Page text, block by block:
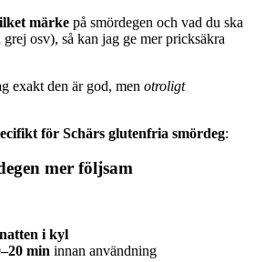
märke på smördegen och vad du ska
osv), så kan jag ge mer pricksäkra
exakt den är god, men otroligt
för Schärs glutenfria smördeg:
mer följsam
i kyl
min innan användning